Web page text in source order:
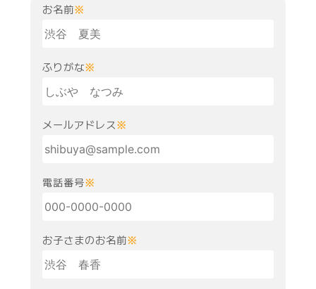
お名前※
ふりがな※
メールアドレス ※
電話番号※
お子さまのお名前※